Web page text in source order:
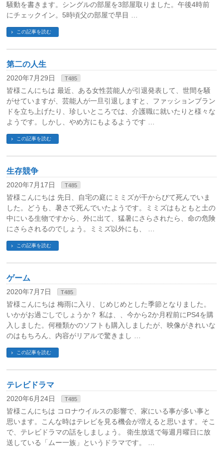
騒動を書きます。シングルの部屋を3部屋取りました。午後4時前
にチェックイン。5時頃父の部屋で早目 …
この記事を読む
第二の人生
2020年7月29日 T485
皆様こんにちは 最近、ある女性芸能人が引退発表して、世間を騒
がせていますが、芸能人が一旦引退しますと、ファッションブラン
ドを立ち上げたり、珍しいところでは、介護職に就いたりと様々な
ようです。しかし、やめ方にもよるようです …
この記事を読む
生存競争
2020年7月17日 T485
皆様こんにちは 先日、自宅の庭にミミズが干からびて死んでいま
した。どうも、暑さで死んでいたようです。ミミズはもともと土の
中にいる生物ですから、外に出て、猛暑にさらされたら、命の危険
にさらされるのでしょう。ミミズ以外にも、 …
この記事を読む
ゲーム
2020年7月7日 T485
皆様こんにちは 梅雨に入り、じめじめとした季節となりました。
いかがお過ごしでしょうか？ 私は、、今から2か月程前にPS4を購
入しました。何種類かのソフトも購入しましたが、映像がきれいな
のはもちろん、内容がリアルで驚きまし …
この記事を読む
テレビドラマ
2020年6月24日 T485
皆様こんにちは コロナウイルスの影響で、家にいる事が多い事と
思います。こんな時はテレビを見る機会が増えると思います。そこ
で、テレビドラマの話をしましょう。 衛生放送で毎週月曜日に放
送している「ムー一族」というドラマです。 …